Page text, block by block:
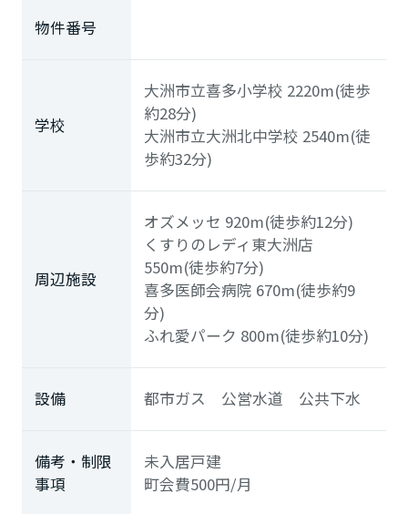
物件番号
学校
大洲市立喜多小学校 2220m(徒歩
約28分)
大洲市立大洲北中学校 2540m(徒
歩約32分)
周辺施設
オズメッセ 920m(徒歩約12分)
くすりのレディ東大洲店
550m(徒歩約7分)
喜多医師会病院 670m(徒歩約9
分)
ふれ愛パーク 800m(徒歩約10分)
設備 都市ガス 公営水道 公共下水
備考・制限
事項
未入居戸建
町会費500円/月